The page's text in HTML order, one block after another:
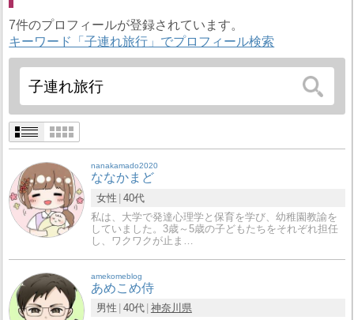
7件のプロフィールが登録されています。
キーワード「子連れ旅行」でプロフィール検索
nanakamado2020
ななかまど
女性 40代
私は、大学で発達心理学と保育を学び、幼稚園教諭を
していました。3歳～5歳の子どもたちをそれぞれ担任
し、ワクワクが止ま…
amekomeblog
あめこめ侍
男性 40代 神奈川県